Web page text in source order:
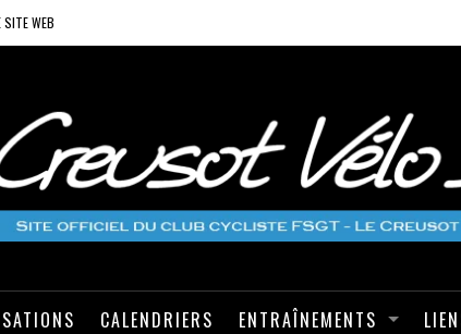
SITE WEB
CALENDRIERS ENTRAÎNEMENTS